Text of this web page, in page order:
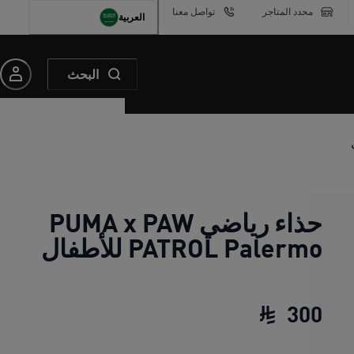
محدد المتاجر تواصل معنا العربية
البحث
حذاء رياضي PUMA x PAW
PATROL Palermo للأطفال
300